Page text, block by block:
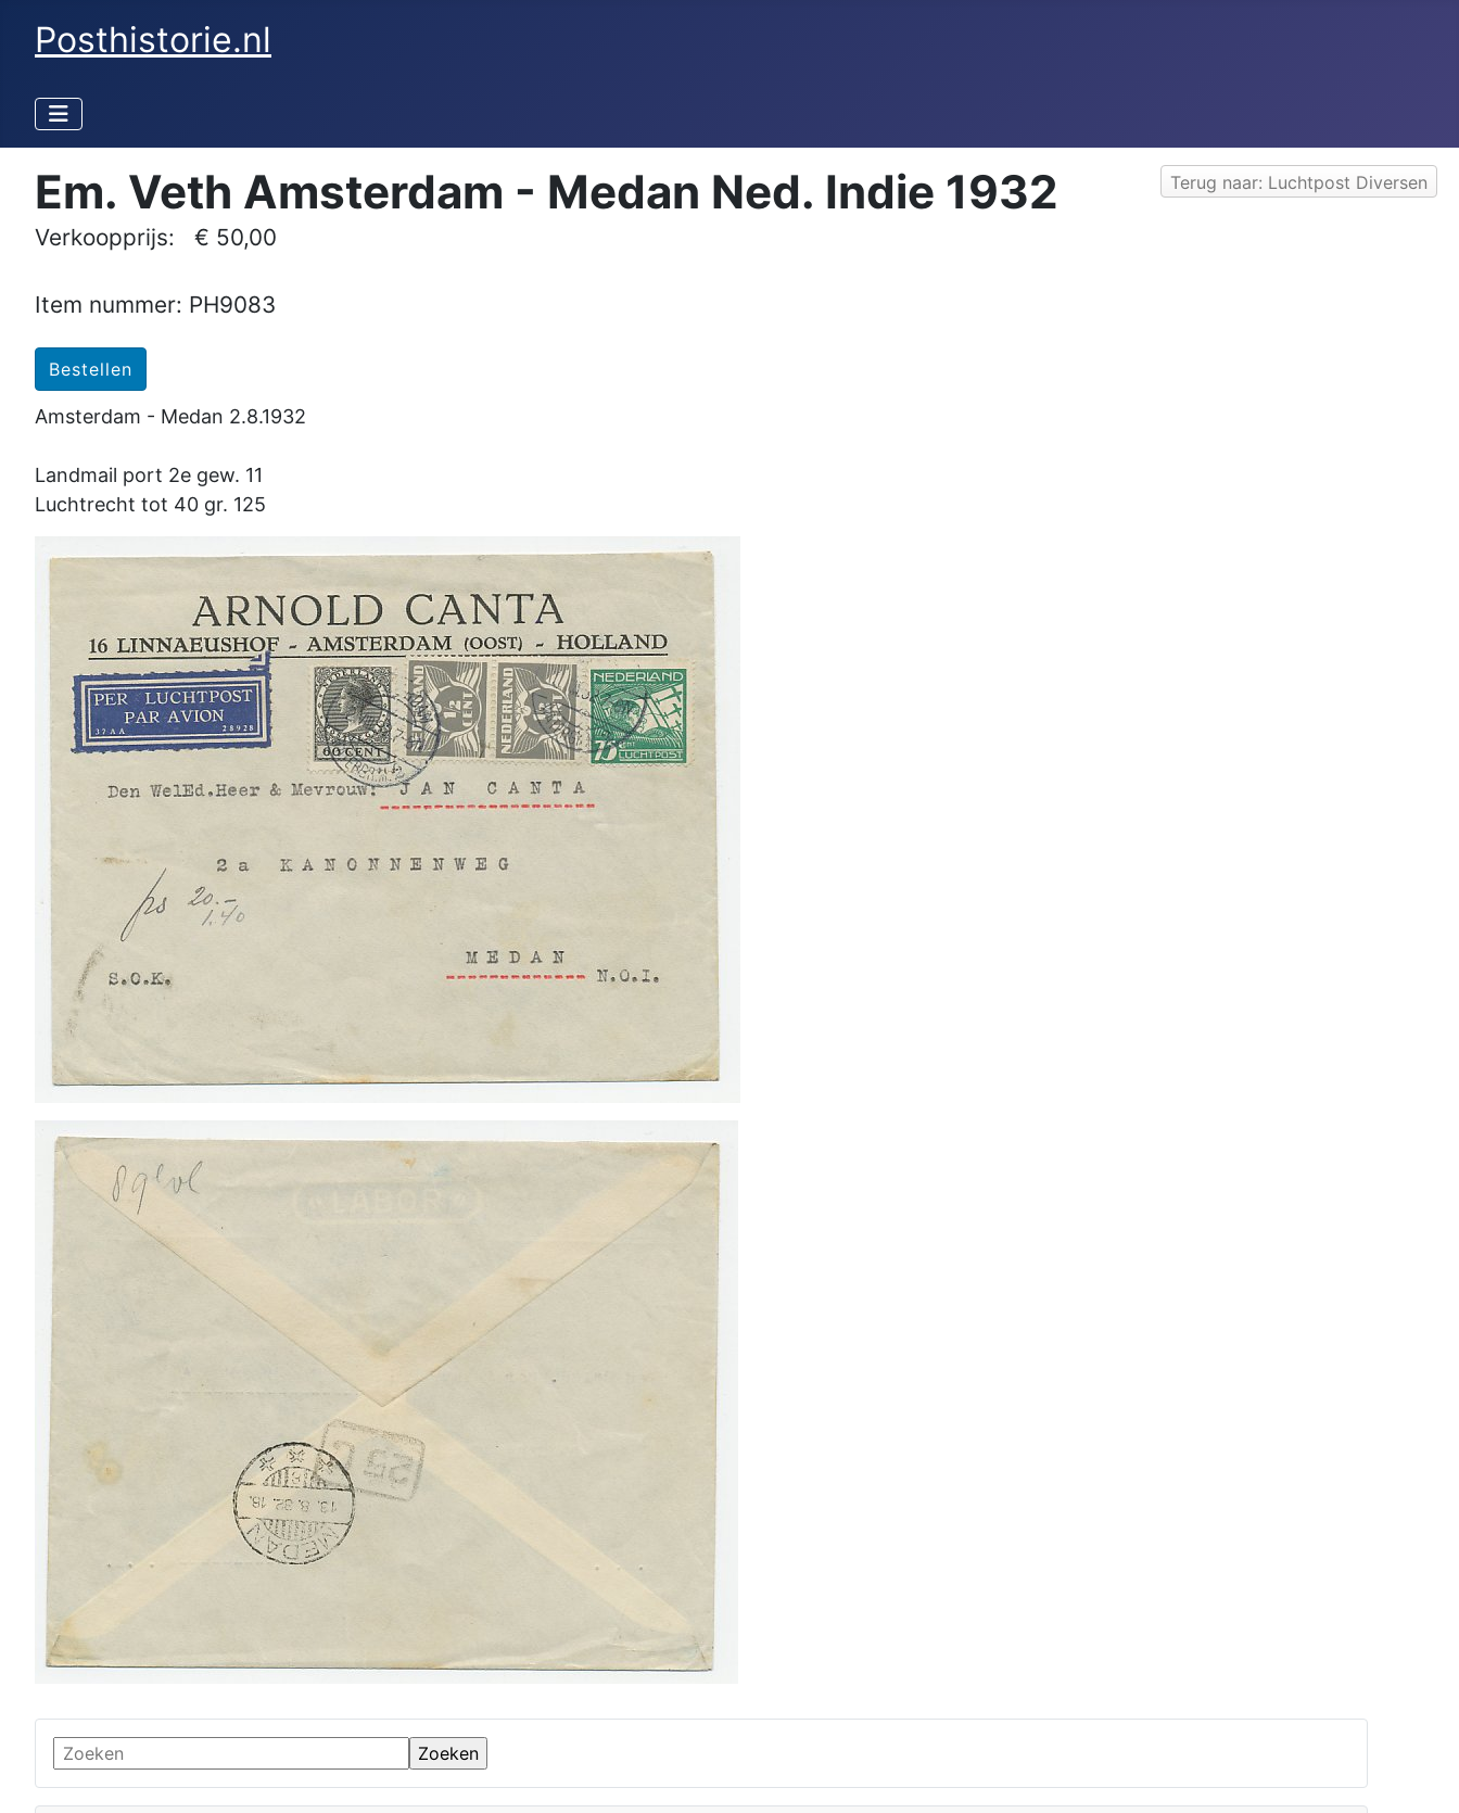
Posthistorie.nl
Terug naar: Luchtpost Diversen
Em. Veth Amsterdam - Medan Ned. Indie 1932
Verkoopprijs: € 50,00
Item nummer: PH9083
Amsterdam - Medan 2.8.1932
Landmail port 2e gew. 11
Luchtrecht tot 40 gr. 125